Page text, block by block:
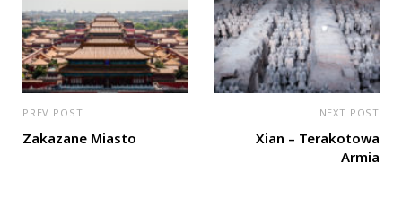
PREV POST
Zakazane Miasto
NEXT POST
Xian – Terakotowa
Armia